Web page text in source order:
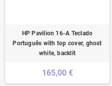
HP Pavilion 16-A Teclado
Português with top cover, ghost
white, backlit
165,00 €